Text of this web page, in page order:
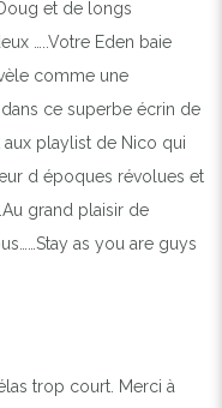
et de longs
…..Votre Eden baie
comme une
ce superbe écrin de
playlist de Nico qui
d époques révolues et
grand plaisir de
as you are guys
trop court. Merci à